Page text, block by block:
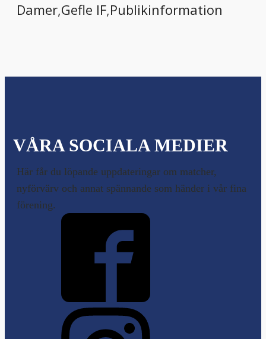
Damer,Gefle IF,Publikinformation
VÅRA SOCIALA MEDIER
Här får du löpande uppdateringar om matcher,
nyförvärv och annat spännande som händer i vår fina
förening.